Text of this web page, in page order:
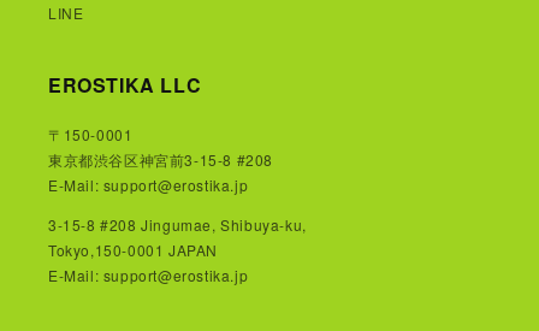
LINE
EROSTIKA LLC
〒150-0001
東京都渋谷区神宮前3-15-8 #208
E-Mail: support@erostika.jp
3-15-8 #208 Jingumae, Shibuya-ku,
Tokyo,150-0001 JAPAN
E-Mail: support@erostika.jp